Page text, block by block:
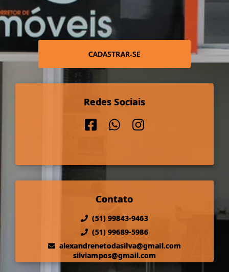
CADASTRAR-SE
Redes Sociais
Contato
(51) 99843-9463
(51) 99689-5986
alexandrenetodasilva@gmail.com
silviampos@gmail.com